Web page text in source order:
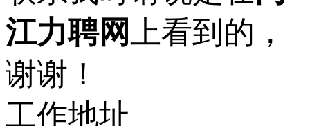
江力聘网上看到的，
谢谢！
工作地址